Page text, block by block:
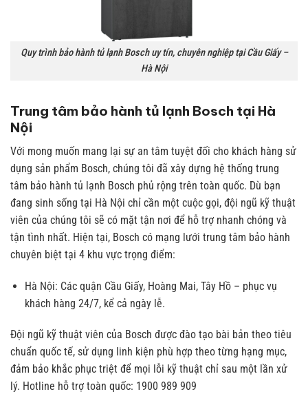
Quy trình bảo hành tủ lạnh Bosch uy tín, chuyên nghiệp tại Cầu Giấy –
Hà Nội
Trung tâm bảo hành tủ lạnh Bosch tại Hà
Nội
Với mong muốn mang lại sự an tâm tuyệt đối cho khách hàng sử
dụng sản phẩm Bosch, chúng tôi đã xây dựng hệ thống trung
tâm bảo hành tủ lạnh Bosch phủ rộng trên toàn quốc. Dù bạn
đang sinh sống tại Hà Nội chỉ cần một cuộc gọi, đội ngũ kỹ thuật
viên của chúng tôi sẽ có mặt tận nơi để hỗ trợ nhanh chóng và
tận tình nhất. Hiện tại, Bosch có mạng lưới trung tâm bảo hành
chuyên biệt tại 4 khu vực trọng điểm:
Hà Nội: Các quận Cầu Giấy, Hoàng Mai, Tây Hồ – phục vụ
khách hàng 24/7, kể cả ngày lễ.
Đội ngũ kỹ thuật viên của Bosch được đào tạo bài bản theo tiêu
chuẩn quốc tế, sử dụng linh kiện phù hợp theo từng hạng mục,
đảm bảo khắc phục triệt để mọi lỗi kỹ thuật chỉ sau một lần xử
lý. Hotline hỗ trợ toàn quốc: 1900 989 909